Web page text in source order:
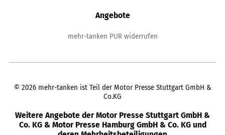
Angebote
mehr-tanken PUR widerrufen
© 2026 mehr-tanken ist Teil der Motor Presse Stuttgart GmbH &
Co.KG
Weitere Angebote der Motor Presse Stuttgart GmbH &
Co. KG & Motor Presse Hamburg GmbH & Co. KG und